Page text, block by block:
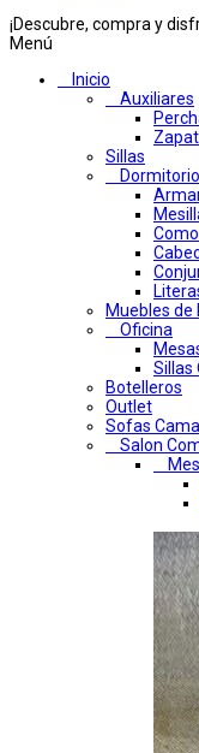
¡Descubre, compra y
Menú
Inicio
Auxiliares
Sillas
Dormitorio
Muebles de
Oficina
Sillas
Botelleros
Outlet
Sofas Cama
Salon